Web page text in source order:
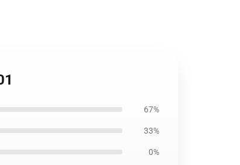
67%
33%
0%